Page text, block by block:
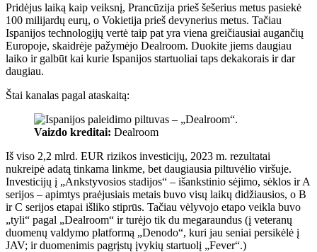
Pridėjus laiką kaip veiksnį, Prancūzija prieš šešerius metus pasiekė
100 milijardų eurų, o Vokietija prieš devynerius metus. Tačiau
Ispanijos technologijų vertė taip pat yra viena greičiausiai augančių
Europoje, skaidrėje pažymėjo Dealroom. Duokite jiems daugiau
laiko ir galbūt kai kurie Ispanijos startuoliai taps dekakorais ir dar
daugiau.
Štai kanalas pagal ataskaitą:
Vaizdo kreditai: Dealroom
Iš viso 2,2 mlrd. EUR rizikos investicijų, 2023 m. rezultatai
nukreipė adatą tinkama linkme, bet daugiausia piltuvėlio viršuje.
Investicijų į „Ankstyvosios stadijos“ – išankstinio sėjimo, sėklos ir A
serijos – apimtys praėjusiais metais buvo visų laikų didžiausios, o B
ir C serijos etapai išliko stiprūs. Tačiau vėlyvojo etapo veikla buvo
„tyli“ pagal „Dealroom“ ir turėjo tik du megaraundus (į veteranų
duomenų valdymo platformą „Denodo“, kuri jau seniai persikėlė į
JAV; ir duomenimis pagrįstų įvykių startuolį „Fever“.)